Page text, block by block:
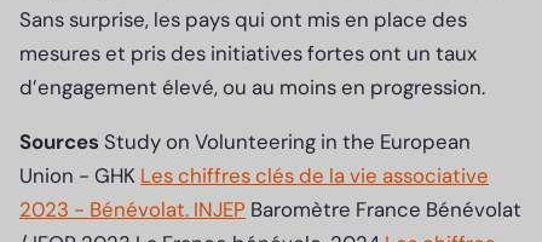
Sans surprise, les pays qui ont mis en place des
mesures et pris des initiatives fortes ont un taux
d’engagement élevé, ou au moins en progression.
Sources Study on Volunteering in the European
Union - GHK Les chiffres clés de la vie associative
2023 - Bénévolat. INJEP Baromètre France Bénévolat